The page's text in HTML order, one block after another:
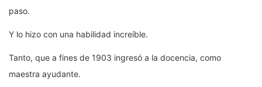
paso.
Y lo hizo con una habilidad increíble.
Tanto, que a fines de 1903 ingresó a la docencia, como
maestra ayudante.